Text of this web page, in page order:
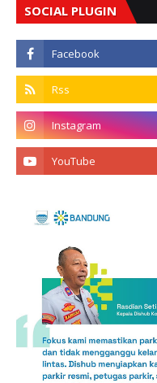
SOCIAL PLUGIN